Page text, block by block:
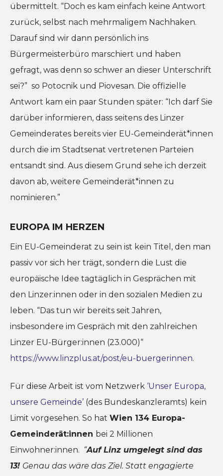
übermittelt. “Doch es kam einfach keine Antwort
zurück, selbst nach mehrmaligem Nachhaken.
Darauf sind wir dann persönlich ins
Bürgermeisterbüro marschiert und haben
gefragt, was denn so schwer an dieser Unterschrift
sei?” so Potocnik und Piovesan. Die offizielle
Antwort kam ein paar Stunden später: “Ich darf Sie
darüber informieren, dass seitens des Linzer
Gemeinderates bereits vier EU-Gemeinderät*innen
durch die im Stadtsenat vertretenen Parteien
entsandt sind. Aus diesem Grund sehe ich derzeit
davon ab, weitere Gemeinderät*innen zu
nominieren.”
EUROPA IM HERZEN
Ein EU-Gemeinderat zu sein ist kein Titel, den man
passiv vor sich her trägt, sondern die Lust die
europäische Idee tagtäglich in Gesprächen mit
den Linzer:innen oder in den sozialen Medien zu
leben. “Das tun wir bereits seit Jahren,
insbesondere im Gespräch mit den zahlreichen
Linzer EU-Bürger:innen (23.000)“
https://www.linzplus.at/post/eu-buergerinnen.
Für diese Arbeit ist vom Netzwerk ‘Unser Europa,
unsere Gemeinde’ (des Bundeskanzleramts) kein
Limit vorgesehen. So hat Wien 134 Europa-
Gemeinderät:innen bei 2 Millionen
Einwohner:innen. “Auf Linz umgelegt sind das
13! Genau das wäre das Ziel. Statt engagierte